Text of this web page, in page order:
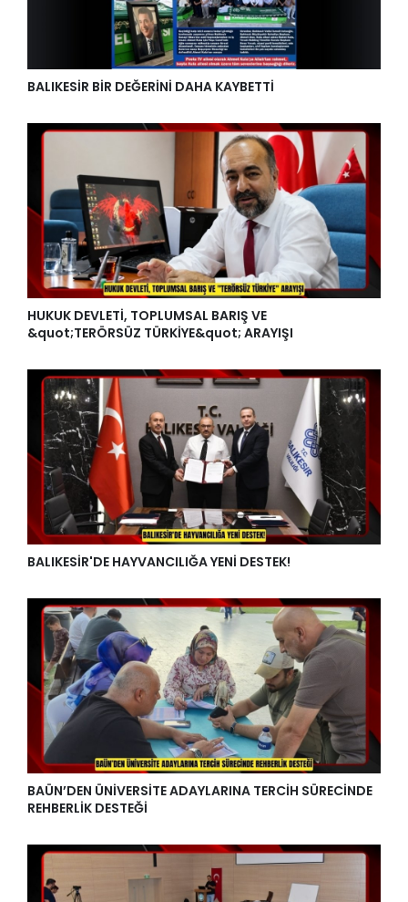
BALIKESİR BİR DEĞERİNİ DAHA KAYBETTİ
HUKUK DEVLETİ, TOPLUMSAL BARIŞ VE
&quot;TERÖRSÜZ TÜRKİYE&quot; ARAYIŞI
BALIKESİR'DE HAYVANCILIĞA YENİ DESTEK!
BAÜN’DEN ÜNİVERSİTE ADAYLARINA TERCİH SÜRECİNDE
REHBERLİK DESTEĞİ